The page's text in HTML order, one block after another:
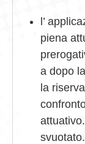
l’
piena
a dopo
la
svuotato.